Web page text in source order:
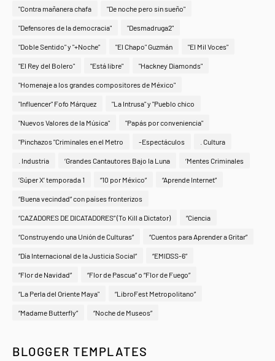
"Contra mañanera chafa "De noche pero sin sueño"
"Defensores de la democracia" "Desmadruga2"
"Doble Sentido" y "+Noche" "El Chapo" Guzmán "El Mil Voces"
"El Rey del Bolero" "Está libre" "Hackney Diamonds"
"Homenaje a los grandes compositores de México"
"Influencer" Fofo Márquez "La Intrusa" y "Pueblo chico
"Nuevos Valores de la Música" "Papás por conveniencia"
"Pinchazos "Criminales en el Metro -Espectáculos . Cultura
. Industria ‘Grandes Cantautores Bajo la Luna ‘Mentes Criminales
‘Súper X’ temporada 1 “10 por México” “Aprende Internet”
“Buena vecindad” con países fronterizos
“CAZADORES DE DICATADORES” (To Kill a Dictator) “Ciencia
“Construyendo una Unión de Culturas” “Cuentos para Aprender a Gritar”
“Día Internacional de la Justicia Social” “EMIDSS-6”
“Flor de Navidad” “Flor de Pascua” o “Flor de Fuego”
“La Perla del Oriente Maya" “LibroFest Metropolitano”
“Madame Butterfly” “Noche de Museos”
BLOGGER TEMPLATES